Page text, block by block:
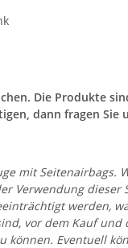
Die Produkte
dann fragen Sie
mit
Verwendung
werden,
vor dem Kauf
Eventuell